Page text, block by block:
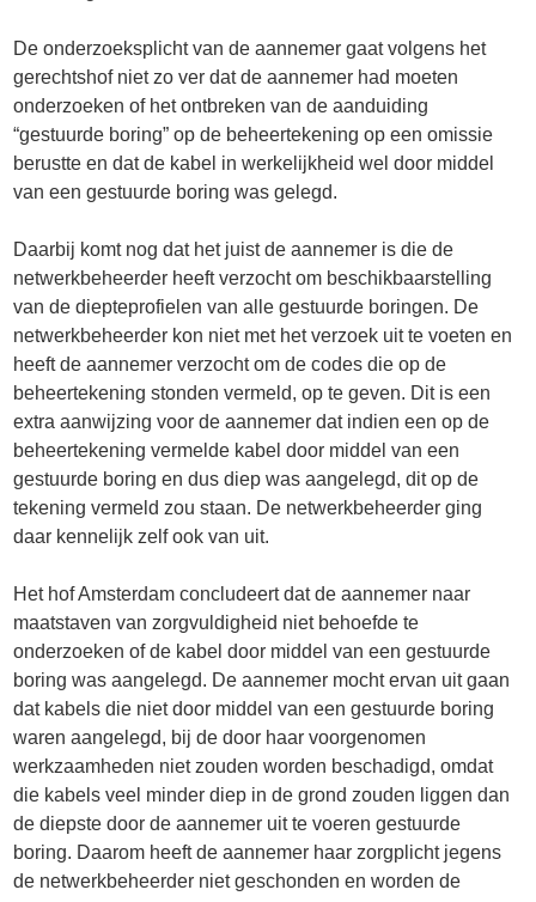
De onderzoeksplicht van de aannemer gaat volgens het
gerechtshof niet zo ver dat de aannemer had moeten
onderzoeken of het ontbreken van de aanduiding
“gestuurde boring” op de beheertekening op een omissie
berustte en dat de kabel in werkelijkheid wel door middel
van een gestuurde boring was gelegd.
Daarbij komt nog dat het juist de aannemer is die de
netwerkbeheerder heeft verzocht om beschikbaarstelling
van de diepteprofielen van alle gestuurde boringen. De
netwerkbeheerder kon niet met het verzoek uit te voeten en
heeft de aannemer verzocht om de codes die op de
beheertekening stonden vermeld, op te geven. Dit is een
extra aanwijzing voor de aannemer dat indien een op de
beheertekening vermelde kabel door middel van een
gestuurde boring en dus diep was aangelegd, dit op de
tekening vermeld zou staan. De netwerkbeheerder ging
daar kennelijk zelf ook van uit.
Het hof Amsterdam concludeert dat de aannemer naar
maatstaven van zorgvuldigheid niet behoefde te
onderzoeken of de kabel door middel van een gestuurde
boring was aangelegd. De aannemer mocht ervan uit gaan
dat kabels die niet door middel van een gestuurde boring
waren aangelegd, bij de door haar voorgenomen
werkzaamheden niet zouden worden beschadigd, omdat
die kabels veel minder diep in de grond zouden liggen dan
de diepste door de aannemer uit te voeren gestuurde
boring. Daarom heeft de aannemer haar zorgplicht jegens
de netwerkbeheerder niet geschonden en worden de